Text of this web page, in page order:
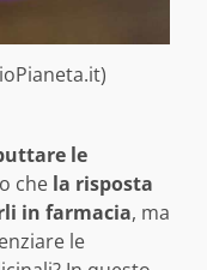
le
che la risposta
in farmacia, ma
le